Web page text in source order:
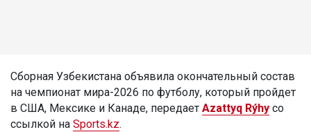
Сборная Узбекистана объявила окончательный состав
на чемпионат мира-2026 по футболу, который пройдет
в США, Мексике и Канаде, передает Azattyq Rýhy со
ссылкой на Sports.kz.